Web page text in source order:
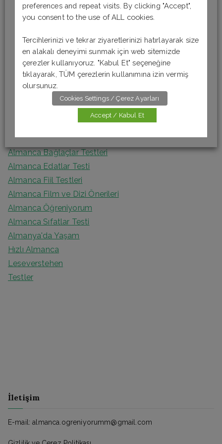
Almanca Okuma-Anlama Testi 6 [B1]
Almanca Okuma – Anlama Testi 4 [A2]
Almanca Okuma-Anlama Testi 3 [A2]
Almanca Okuma Anlama Testi 2 [A1]
Almanca Artikel Testleri
Almanca Bağlaçlar Testleri
Almanca Edatlar Testi
Almanca Fiil Testleri
Almanca Film ve Dizi Önerileri
Almanca Öğreniyorum
Almanca Sıfatlar Testi
Almanya'da Yaşam
Hızlı Almanca
Leseverstehen
Testler
İletişim
E-mail: almanca.ogreniyorumm@gmail.com
preferences and repeat visits. By clicking "Accept",
you consent to the use of ALL cookies.
Tercihlerinizi ve tekrar ziyaretlerinizi hatırlayarak size
en alakalı deneyimi sunmak için web sitemizde
çerezler kullanıyoruz. "Kabul Et" seçeneğine
tıklayarak, TÜM çerezlerin kullanımına izin vermiş
olursunuz.
Cookies Settings / Çerez Ayarları
Accept / Kabul Et